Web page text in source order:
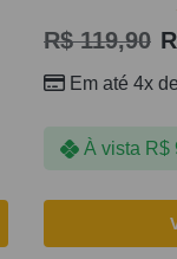
R$119,90
Em até 4x
À vista R$